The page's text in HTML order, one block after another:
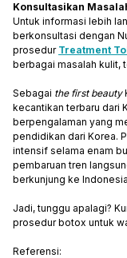
Konsultasikan
Untuk informasi lebih
berkonsultasi dengan
prosedur Treatment
berbagai masalah kulit,
Sebagai the first beauty
kecantikan terbaru dari
berpengalaman yang
pendidikan dari Korea.
intensif selama enam
pembaruan tren
berkunjung ke
Jadi, tunggu apalagi?
prosedur botox untuk
Referensi: